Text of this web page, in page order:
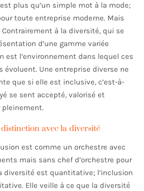
plus qu’un simple mot à la mode;
toute entreprise moderne. Mais
Contrairement à la diversité, qui se
d’une gamme variée
est l’environnement dans lequel ces
évoluent. Une entreprise diverse ne
que si elle est inclusive, c’est-à-
se sent accepté, valorisé et
avec la diversité
est comme un orchestre avec
mais sans chef d’orchestre pour
diversité est quantitative; l’inclusion
Elle veille à ce que la diversité